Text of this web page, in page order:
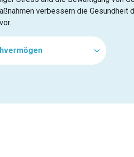
verbessern die Gesundheit